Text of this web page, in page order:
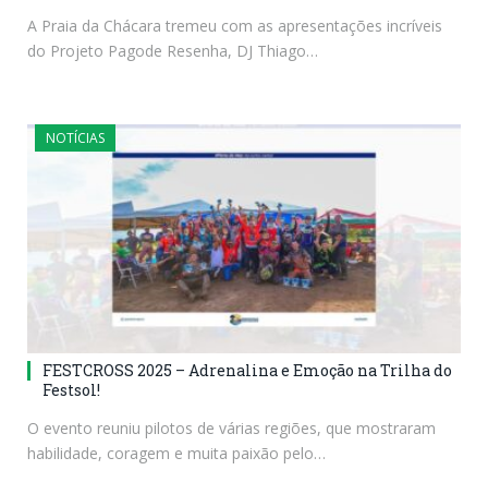
A Praia da Chácara tremeu com as apresentações incríveis
do Projeto Pagode Resenha, DJ Thiago…
NOTÍCIAS
FESTCROSS 2025 – Adrenalina e Emoção na Trilha do
Festsol!
O evento reuniu pilotos de várias regiões, que mostraram
habilidade, coragem e muita paixão pelo…